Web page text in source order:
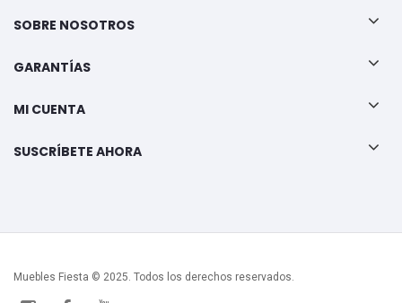
SOBRE NOSOTROS
GARANTÍAS
MI CUENTA
SUSCRÍBETE AHORA
Muebles Fiesta © 2025. Todos los derechos reservados.